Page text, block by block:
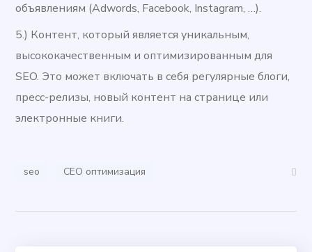
объявлениям (Adwords, Facebook, Instagram, …).
5.) Контент, который является уникальным,
высококачественным и оптимизированным для
SEO. Это может включать в себя регулярные блоги,
пресс-релизы, новый контент на странице или
электронные книги.
seo СЕО оптимизация